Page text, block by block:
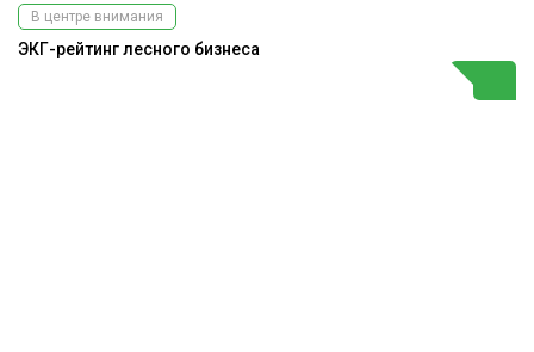
В центре внимания
ЭКГ-рейтинг лесного бизнеса